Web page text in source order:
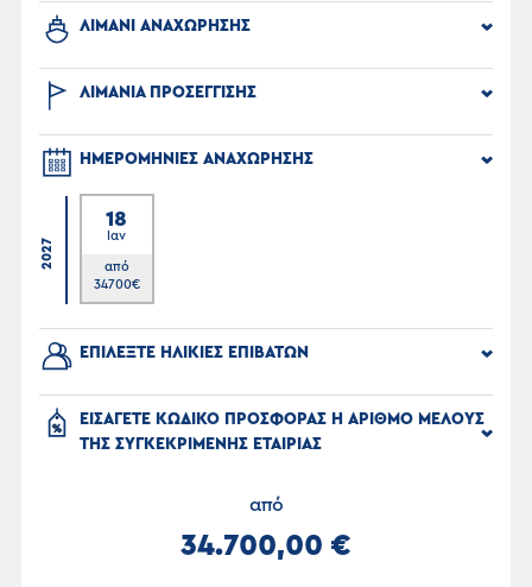
ΛΙΜΑΝΙ ΑΝΑΧΩΡΗΣΗΣ
ΛΙΜΑΝΙΑ ΠΡΟΣΕΓΓΙΣΗΣ
ΗΜΕΡΟΜΗΝΙΕΣ ΑΝΑΧΩΡΗΣΗΣ
2027
18
Ιαν
από
34700€
ΕΠΙΛΕΞΤΕ ΗΛΙΚΙΕΣ ΕΠΙΒΑΤΩΝ
ΕΙΣΑΓΕΤΕ ΚΩΔΙΚΟ ΠΡΟΣΦΟΡΑΣ Η ΑΡΙΘΜΟ ΜΕΛΟΥΣ
ΤΗΣ ΣΥΓΚΕΚΡΙΜΕΝΗΣ ΕΤΑΙΡΙΑΣ
από
34.700,00 €